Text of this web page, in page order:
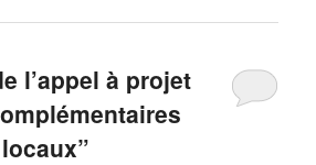
l’appel à projet